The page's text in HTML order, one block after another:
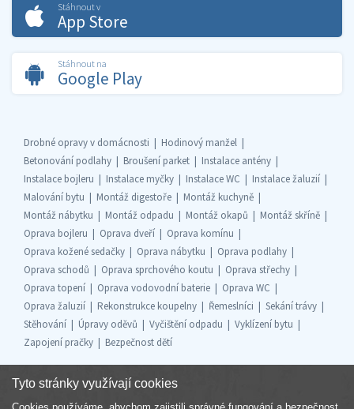
Stáhnout v
App Store
Stáhnout na
Google Play
Drobné opravy v domácnosti
Hodinový manžel
Betonování podlahy
Broušení parket
Instalace antény
Instalace bojleru
Instalace myčky Instalace WC
Instalace žaluzií
Malování bytu
Montáž digestoře
Montáž kuchyně
Montáž nábytku
Montáž odpadu Montáž okapů
Montáž skříně
Oprava bojleru
Oprava dveří
Oprava komínu
Oprava kožené sedačky
Oprava nábytku
Oprava podlahy
Oprava schodů
Oprava sprchového koutu
Oprava střechy
Oprava topení
Oprava vodovodní baterie
Oprava WC
Oprava žaluzií
Rekonstrukce koupelny Řemeslníci
Sekání trávy
Stěhování
Úpravy oděvů Vyčištění odpadu
Vyklízení bytu
Zapojení pračky
Bezpečnost dětí
Tyto stránky využívají cookies